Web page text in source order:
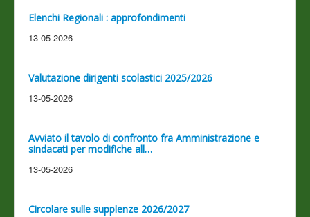
Elenchi Regionali : approfondimenti
13-05-2026
Valutazione dirigenti scolastici 2025/2026
13-05-2026
Avviato il tavolo di confronto fra Amministrazione e
sindacati per modifiche all…
13-05-2026
Circolare sulle supplenze 2026/2027